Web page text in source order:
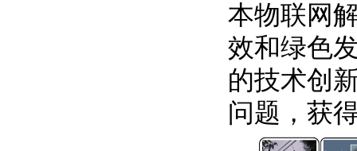
本物联网
效和绿色
的技术创
问题，获